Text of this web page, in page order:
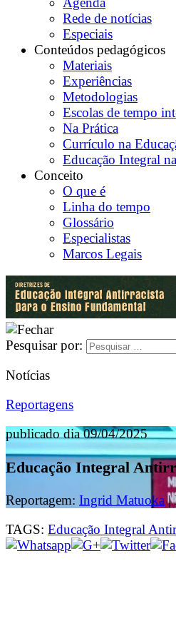
Rede de notícias
Especiais
Conteúdos pedagógicos
Materiais
Experiências
Metodologias
Escolas de tempo
Na Prática
Currículo na
Educação Integral
Conceito
O que é
Linha do tempo
Glossário
Especialistas
Marcos Legais
Pesquisar por:
Notícias
Reportagens
publicado dia 09/04/2025
Educação Integral
Reportagem: Ingrid Matuoka|
TAGS: Educação Integral